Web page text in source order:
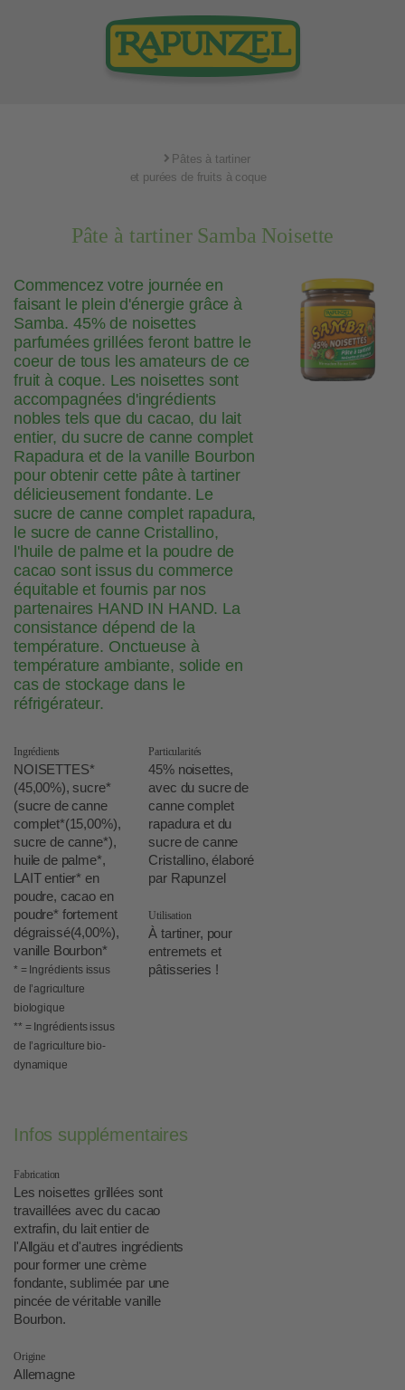
Pâtes à tartiner
et purées de fruits à coque
Pâte à tartiner Samba Noisette
Commencez votre journée en
faisant le plein d'énergie grâce à
Samba. 45% de noisettes
parfumées grillées feront battre le
coeur de tous les amateurs de ce
fruit à coque. Les noisettes sont
accompagnées d'ingrédients
nobles tels que du cacao, du lait
entier, du sucre de canne complet
Rapadura et de la vanille Bourbon
pour obtenir cette pâte à tartiner
délicieusement fondante. Le
sucre de canne complet rapadura,
le sucre de canne Cristallino,
l'huile de palme et la poudre de
cacao sont issus du commerce
équitable et fournis par nos
partenaires HAND IN HAND. La
consistance dépend de la
température. Onctueuse à
température ambiante, solide en
cas de stockage dans le
réfrigérateur.
Ingrédients
NOISETTES*
(45,00%), sucre*
(sucre de canne
complet*(15,00%),
sucre de canne*),
huile de palme*,
LAIT entier* en
poudre, cacao en
poudre* fortement
dégraissé(4,00%),
vanille Bourbon*
* = Ingrédients issus
de l’agriculture
biologique
** = Ingrédients issus
de l’agriculture bio-
dynamique
Particularités
45% noisettes,
avec du sucre de
canne complet
rapadura et du
sucre de canne
Cristallino, élaboré
par Rapunzel
Utilisation
À tartiner, pour
entremets et
pâtisseries !
Infos supplémentaires
Fabrication
Les noisettes grillées sont
travaillées avec du cacao
extrafin, du lait entier de
l'Allgäu et d'autres ingrédients
pour former une crème
fondante, sublimée par une
pincée de véritable vanille
Bourbon.
Origine
Allemagne